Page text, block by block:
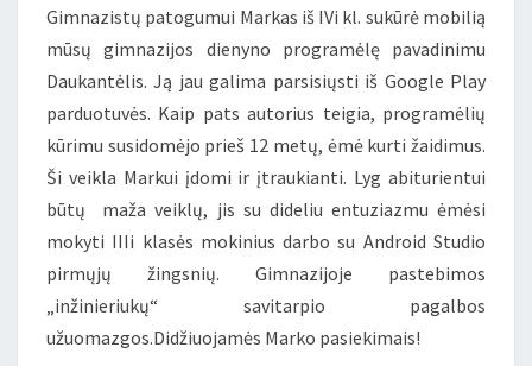
Gimnazistų patogumui Markas iš IVi kl. sukūrė mobilią
mūsų gimnazijos dienyno programėlę pavadinimu
Daukantėlis. Ją jau galima parsisiųsti iš Google Play
parduotuvės. Kaip pats autorius teigia, programėlių
kūrimu susidomėjo prieš 12 metų, ėmė kurti žaidimus.
Ši veikla Markui įdomi ir įtraukianti. Lyg abiturientui
būtų maža veiklų, jis su dideliu entuziazmu ėmėsi
mokyti IIIi klasės mokinius darbo su Android Studio
pirmųjų žingsnių. Gimnazijoje pastebimos
„inžinieriukų“ savitarpio pagalbos
užuomazgos.Didžiuojamės Marko pasiekimais!